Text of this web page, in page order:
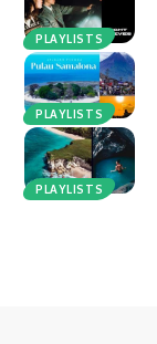
PLAYLISTS
PLAYLISTS
PLAYLISTS